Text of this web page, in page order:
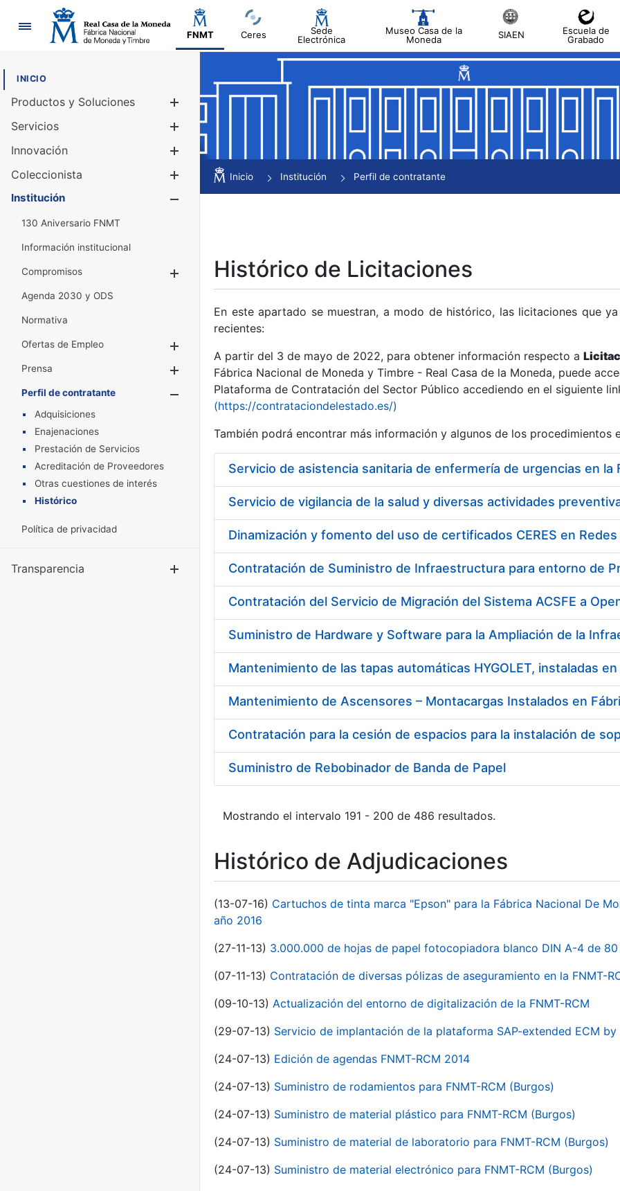
Navegación
FNMT Ceres
Sede
Electrónica
Museo Casa de la
Moneda
SIAEN
Escuela de
Grabado
INICIO
Productos y Soluciones
Mostrar/Ocultar
Servicios
Innovación
Coleccionista
Mostrar/Ocultar
Institución
130 Aniversario FNMT
Información institucional
Compromisos
Mostrar/Ocultar
Agenda 2030 y ODS
Normativa
Ofertas de Empleo
Prensa
Mostrar/Ocultar
Perfil de contratante
Mostrar/Ocultar
Adquisiciones
Enajenaciones
Prestación de Servicios
Acreditación de Proveedores
Otras cuestiones de interés
Histórico
Política de privacidad
Transparencia Mostrar/Ocultar
Inicio Institución Perfil de contratante
Histórico de Licitaciones
En este apartado se muestran, a modo de histórico, las licitaciones que
recientes:
A partir del 3 de mayo de 2022, para obtener información respecto a
Fábrica Nacional de Moneda y Timbre - Real Casa de la Moneda, puede
Plataforma de Contratación del Sector Público accediendo en el siguiente
(https://contrataciondelestado.es/)
También podrá encontrar más información y algunos de los procedimientos
Dinamización y fomento del uso de certificados CERES en Redes
Contratación de Suministro de Infraestructura para entorno de
Contratación del Servicio de Migración del Sistema ACSFE a
Mantenimiento de Ascensores – Montacargas Instalados en
Suministro de Rebobinador de Banda de Papel
Mostrando el intervalo 191 - 200 de 486 resultados.
Histórico de Adjudicaciones
(13-07-16) Cartuchos de tinta marca "Epson" para la Fábrica Nacional De
año 2016
(27-11-13) 3.000.000 de hojas de papel fotocopiadora blanco DIN A-4 de 80
(07-11-13) Contratación de diversas pólizas de aseguramiento en la FNMT-
(09-10-13) Actualización del entorno de digitalización de la FNMT-RCM
(29-07-13) Servicio de implantación de la plataforma SAP-extended ECM by
(24-07-13) Edición de agendas FNMT-RCM 2014
(24-07-13) Suministro de rodamientos para FNMT-RCM (Burgos)
(24-07-13) Suministro de material plástico para FNMT-RCM (Burgos)
(24-07-13) Suministro de material de laboratorio para FNMT-RCM (Burgos)
(24-07-13) Suministro de material electrónico para FNMT-RCM (Burgos)